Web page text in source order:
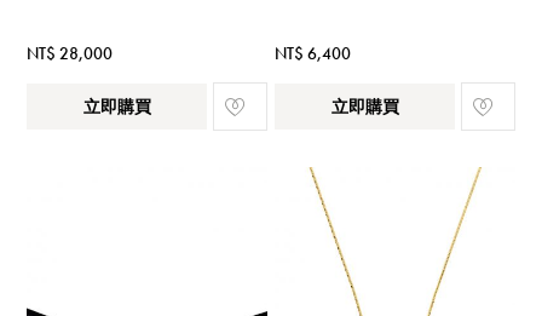
NT$ 28,000
立即購買
NT$ 6,400
立即購買